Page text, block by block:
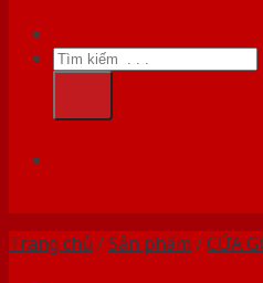
Tìm
kiếm:
Trang chủ /Sản phẩm /CỬA